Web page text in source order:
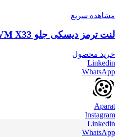
مشاهده سریع
لنت ترمز دیسکی جلو MVM X33 (بدون سیم سنسور)
خرید محصول
Linkedin
WhatsApp
Aparat
Instagram
Linkedin
WhatsApp